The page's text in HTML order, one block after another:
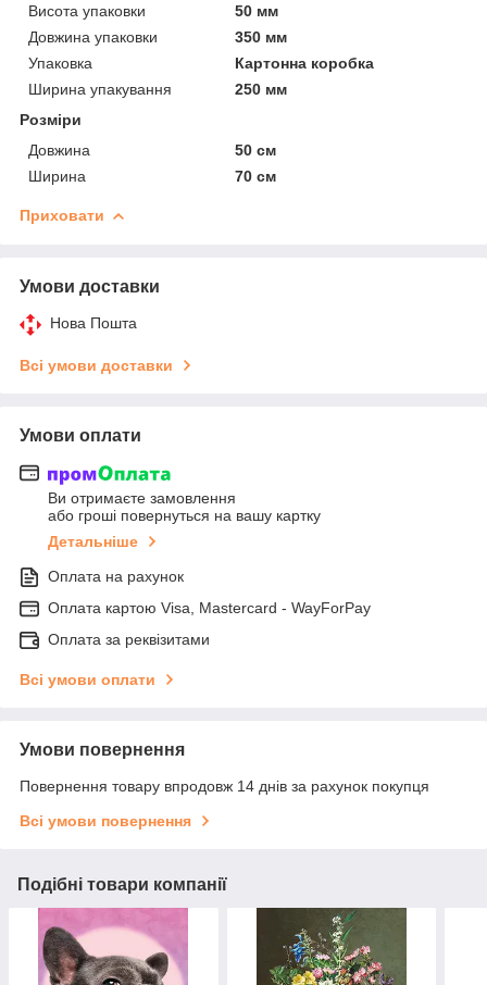
Висота упаковки
50 мм
Довжина упаковки
350 мм
Упаковка
Картонна коробка
Ширина упакування
250 мм
Розміри
Довжина
50 см
Ширина
70 см
Приховати
Умови доставки
Нова Пошта
Всі умови доставки
Умови оплати
Ви отримаєте замовлення
або гроші повернуться на вашу картку
Детальніше
Оплата на рахунок
Оплата картою Visa, Mastercard - WayForPay
Оплата за реквізитами
Всі умови оплати
Умови повернення
Повернення товару впродовж 14 днів за рахунок покупця
Всі умови повернення
Подібні товари компанії